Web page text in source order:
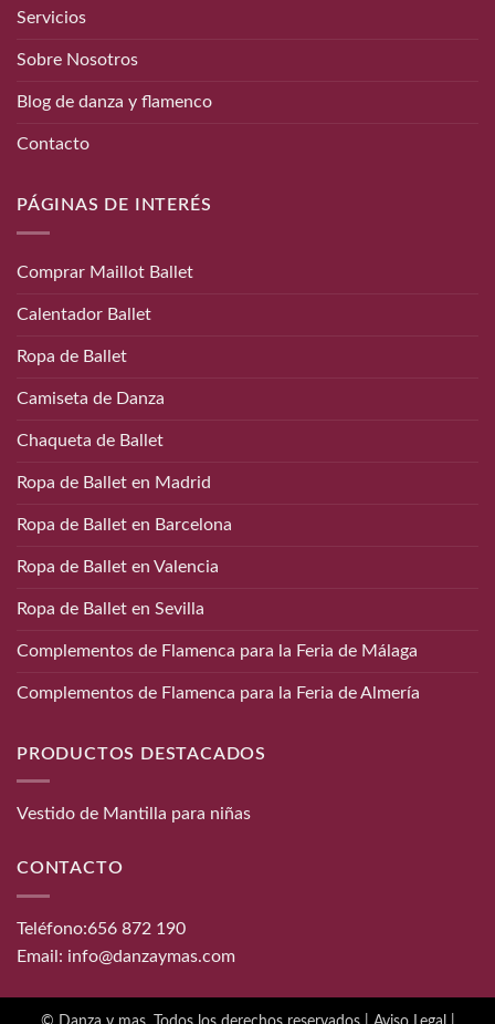
Servicios
Sobre Nosotros
Blog de danza y flamenco
Contacto
PÁGINAS DE INTERÉS
Comprar Maillot Ballet
Calentador Ballet
Ropa de Ballet
Camiseta de Danza
Chaqueta de Ballet
Ropa de Ballet en Madrid
Ropa de Ballet en Barcelona
Ropa de Ballet en Valencia
Ropa de Ballet en Sevilla
Complementos de Flamenca para la Feria de Málaga
Complementos de Flamenca para la Feria de Almería
PRODUCTOS DESTACADOS
Vestido de Mantilla para niñas
CONTACTO
Teléfono:656 872 190
Email: info@danzaymas.com